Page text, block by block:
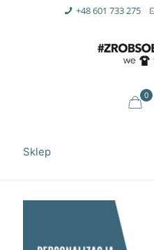
+48 601 733 275
0
Sklep